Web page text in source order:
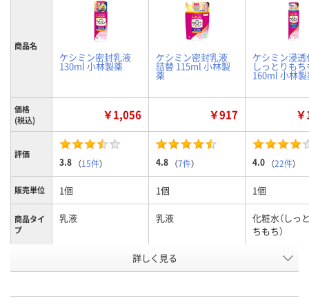
商品名
ケシミン密封乳液
130ml 小林製薬
ケシミン密封乳液
詰替 115ml 小林製
薬
ケシミン浸
しっとりも
160ml 小林
価格
(税込)
￥1,056 ￥917
評価
3.8 （15件） 4.8 （7件） 4.0 （22件）
販売単位 1個 1個 1個
商品タイ
プ
乳液 乳液
化粧水（しっ
ちもち）
詰め替え
JU43415 JU43418 JU43724
詳しく見る